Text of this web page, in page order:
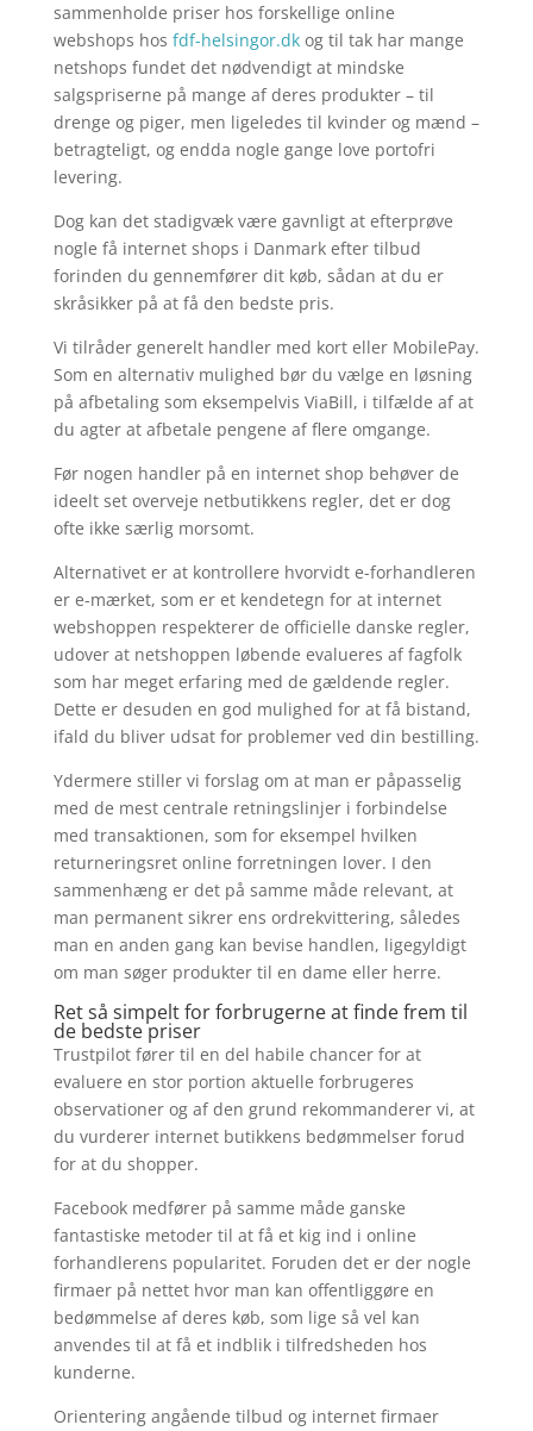
sammenholde priser hos forskellige online
webshops hos fdf-helsingor.dkog til tak har mange
netshops fundet det nødvendigt at mindske
salgspriserne på mange af deres produkter – til
drenge og piger, men ligeledes til kvinder og mænd –
betragteligt, og endda nogle gange love portofri
levering.
Dog kan det stadigvæk være gavnligt at efterprøve
nogle få internet shops i Danmark efter tilbud
forinden du gennemfører dit køb, sådan at du er
skråsikker på at få den bedste pris.
Vi tilråder generelt handler med kort eller MobilePay.
Som en alternativ mulighed bør du vælge en løsning
på afbetaling som eksempelvis ViaBill, i tilfælde af at
du agter at afbetale pengene af flere omgange.
Før nogen handler på en internet shop behøver de
ideelt set overveje netbutikkens regler, det er dog
ofte ikke særlig morsomt.
Alternativet er at kontrollere hvorvidt e-forhandleren
er e-mærket, som er et kendetegn for at internet
webshoppen respekterer de officielle danske regler,
udover at netshoppen løbende evalueres af fagfolk
som har meget erfaring med de gældende regler.
Dette er desuden en god mulighed for at få bistand,
ifald du bliver udsat for problemer ved din bestilling.
Ydermere stiller vi forslag om at man er påpasselig
med de mest centrale retningslinjer i forbindelse
med transaktionen, som for eksempel hvilken
returneringsret online forretningen lover. I den
sammenhæng er det på samme måde relevant, at
man permanent sikrer ens ordrekvittering, således
man en anden gang kan bevise handlen, ligegyldigt
om man søger produkter til en dame eller herre.
Ret så simpelt for forbrugerne at finde frem til
de bedste priser
Trustpilot fører til en del habile chancer for at
evaluere en stor portion aktuelle forbrugeres
observationer og af den grund rekommanderer vi, at
du vurderer internet butikkens bedømmelser forud
for at du shopper.
Facebook medfører på samme måde ganske
fantastiske metoder til at få et kig ind i online
forhandlerens popularitet. Foruden det er der nogle
firmaer på nettet hvor man kan offentliggøre en
bedømmelse af deres køb, som lige så vel kan
anvendes til at få et indblik i tilfredsheden hos
kunderne.
Orientering angående tilbud og internet firmaer